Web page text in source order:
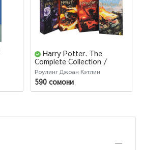
Harry Potter. The
Complete Collection /
Джоан Роулинг. Комплект
Из 7 Книг Гарри Поттер
Роулинг Джоан Кэтлин
590 сомони